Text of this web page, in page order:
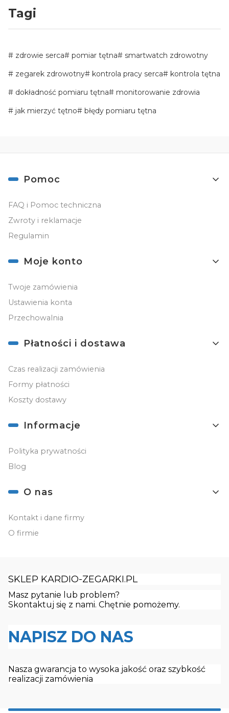
Tagi
zdrowie serca pomiar tętna
smartwatch zdrowotny
zegarek zdrowotny
kontrola pracy serca
kontrola tętna
dokładność pomiaru tętna
monitorowanie zdrowia
jak mierzyć tętno
błędy pomiaru tętna
Linki w stopce
Pomoc
FAQ i Pomoc techniczna
Zwroty i reklamacje
Regulamin
Moje konto
Twoje zamówienia
Ustawienia konta
Przechowalnia
Płatności i dostawa
Czas realizacji zamówienia
Formy płatności
Koszty dostawy
Informacje
Polityka prywatności
Blog
O nas
Kontakt i dane firmy
O firmie
SKLEP KARDIO-ZEGARKI.PL
Masz pytanie lub problem?
Skontaktuj się z nami. Chętnie pomożemy.
NAPISZ DO NAS
Nasza gwarancja to wysoka jakość oraz szybkość
realizacji zamówienia